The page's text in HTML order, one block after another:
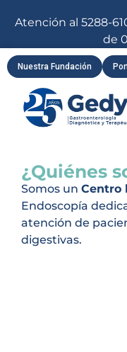
Atención al 5288-
de
Nuestra Fundación
¿Quiénes
Somos un Centro
Endoscopía
atención de
digestivas.